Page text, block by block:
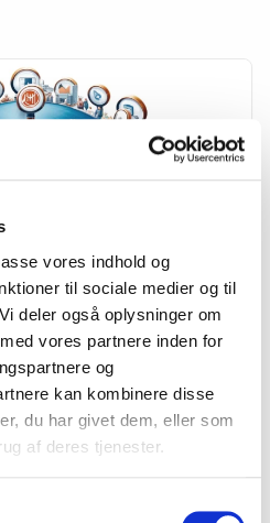
vores indhold og
til sociale medier og til
deler også oplysninger om
vores partnere inden for
og
kan kombinere disse
du har givet dem, eller som
af deres tjenester.
Essentielt for globale
internationale virksomheder, at
uanset at man har